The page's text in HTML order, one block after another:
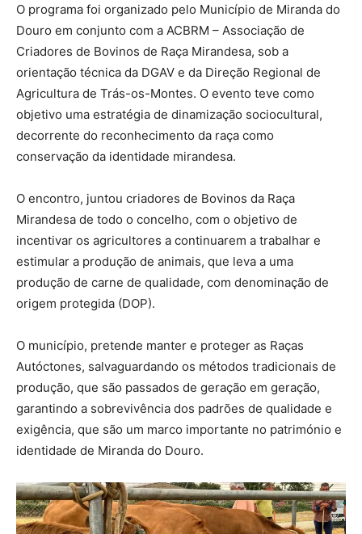
O programa foi organizado pelo Município de Miranda do
Douro em conjunto com a ACBRM – Associação de
Criadores de Bovinos de Raça Mirandesa, sob a
orientação técnica da DGAV e da Direção Regional de
Agricultura de Trás-os-Montes. O evento teve como
objetivo uma estratégia de dinamização sociocultural,
decorrente do reconhecimento da raça como
conservação da identidade mirandesa.
O encontro, juntou criadores de Bovinos da Raça
Mirandesa de todo o concelho, com o objetivo de
incentivar os agricultores a continuarem a trabalhar e
estimular a produção de animais, que leva a uma
produção de carne de qualidade, com denominação de
origem protegida (DOP).
O município, pretende manter e proteger as Raças
Autóctones, salvaguardando os métodos tradicionais de
produção, que são passados de geração em geração,
garantindo a sobrevivência dos padrões de qualidade e
exigência, que são um marco importante no património e
identidade de Miranda do Douro.